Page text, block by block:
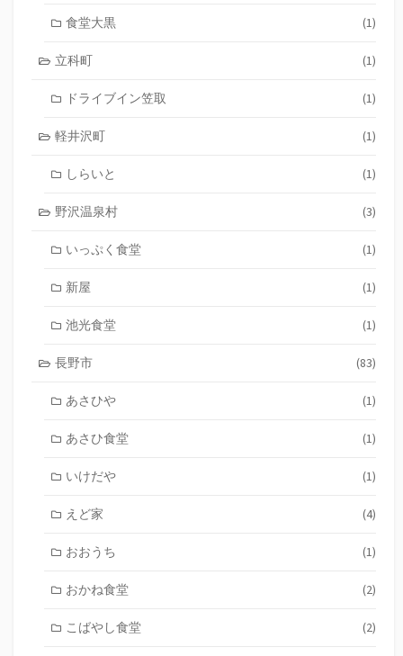
食堂大黒 (1)
立科町 (1)
ドライブイン笠取 (1)
軽井沢町 (1)
しらいと (1)
野沢温泉村 (3)
いっぷく食堂 (1)
新屋 (1)
池光食堂 (1)
長野市 (83)
あさひや (1)
あさひ食堂 (1)
いけだや (1)
えど家 (4)
おおうち (1)
おかね食堂 (2)
こばやし食堂 (2)